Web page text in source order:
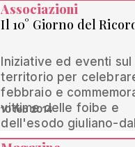
Associazioni
Il 10° Giorno del
Iniziative ed eventi sul
territorio per
febbraio e
vittime delle foibe e
dell'esodo giuliano-
10 feb 2014